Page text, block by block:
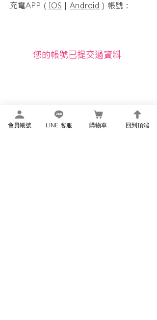
充電APP（ IOS Android ）帳號：
您的帳號已提交過資料
會員帳號 LINE 客服 購物車 回到頂端